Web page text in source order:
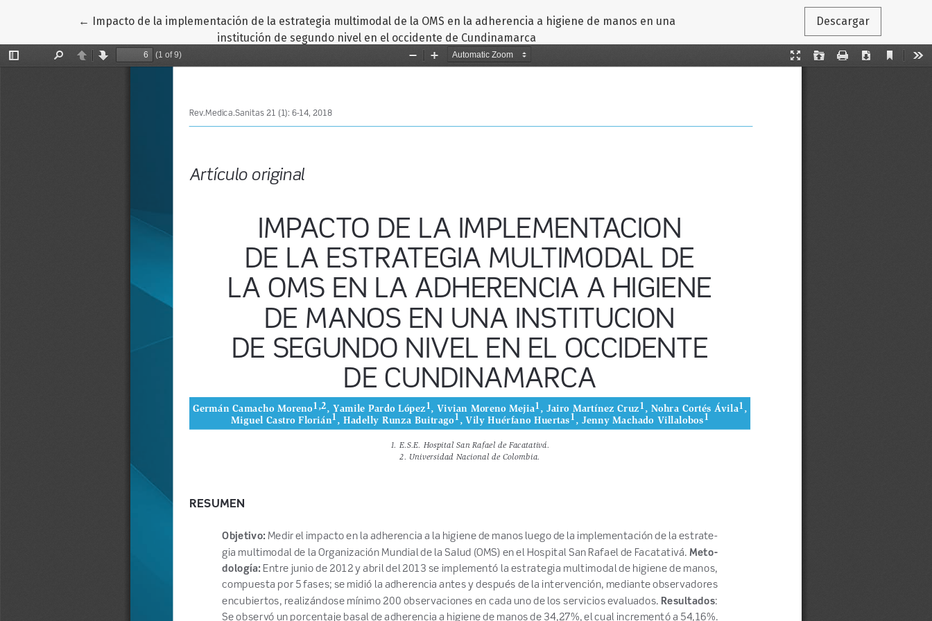
← Volver a los detalles del artículo
Impacto de la implementación de la estrategia multimodal de la OMS en la adherencia a higiene de manos en una
institución de segundo nivel en el occidente de Cundinamarca
Descargar